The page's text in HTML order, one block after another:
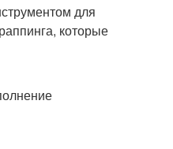
для
которые